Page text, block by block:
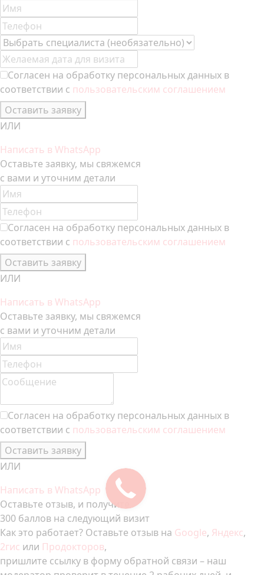
Согласен на обработку персональных данных в
соответствии с пользовательским соглашением
Оставить заявку
ИЛИ
Написать в WhatsApp
Оставьте заявку, мы свяжемся
с вами и уточним детали
Согласен на обработку персональных данных в
соответствии с пользовательским соглашением
Оставить заявку
ИЛИ
Написать в WhatsApp
Оставьте заявку, мы свяжемся
с вами и уточним детали
Согласен на обработку персональных данных в
соответствии с пользовательским соглашением
Оставить заявку
ИЛИ
Написать в WhatsApp
Оставьте отзыв, и получите
300 баллов на следующий визит
Как это работает? Оставьте отзыв на Google, Яндекс,
2гис или Продокторов,
пришлите ссылку в форму обратной связи – наш